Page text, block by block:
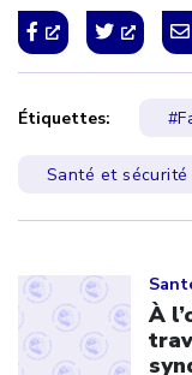
Étiquettes:
Santé et
À